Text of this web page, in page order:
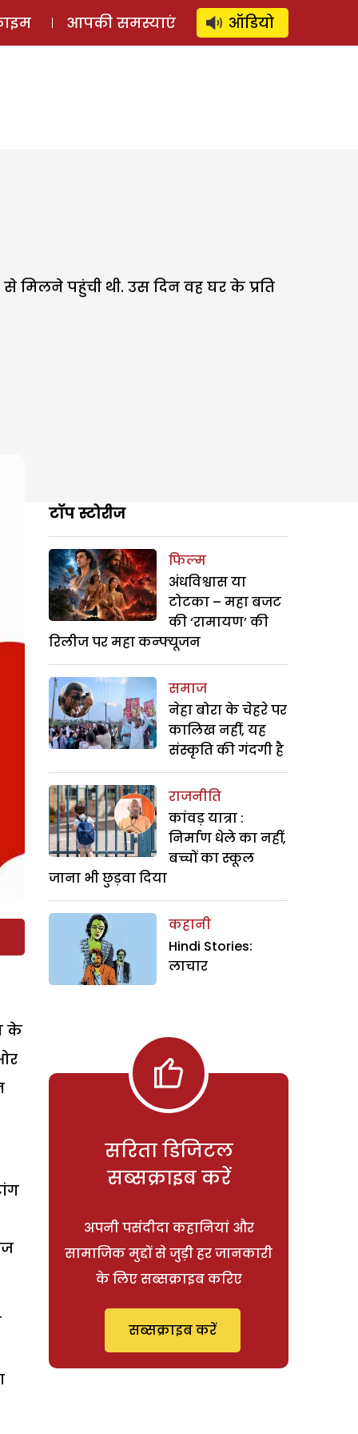
लॉग इन ⚲ SUBSCRIBE
आपकी समस्याएं ऑडियो
मिलने पहुंची थी. उस दिन वह घर के प्रति
के
टॉप स्टोरीज
फिल्म
अंधविश्वास या
टोटका – महा बजट
की ‘रामायण’ की
रिलीज पर महा कन्फ्यूजन
समाज
नेहा बोरा के चेहरे पर
कालिख नहीं, यह
संस्कृति की गंदगी है
राजनीति
कांवड़ यात्रा :
निर्माण धेले का नहीं,
बच्चों का स्कूल
जाना भी छुड़वा दिया
कहानी
Hindi Stories:
लाचार
सरिता डिजिटल
सब्सक्राइब करें
अपनी पसंदीदा कहानियां और
सामाजिक मुद्दों से जुड़ी हर जानकारी
के लिए सब्सक्राइब करिए
सब्सक्राइब करें